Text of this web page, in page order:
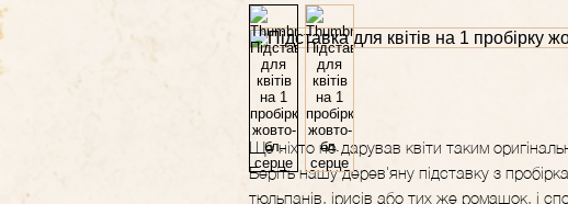
Ще ніхто не дарував квіти таким
Беріть нашу дерев'яну підставку з
тюльпанів, ірисів або тих же ромашок, і